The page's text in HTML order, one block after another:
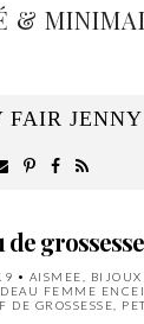
&
FAIR JENNY
de
• AISMEE BIJOUX
FEMME
DE GROSSESSE